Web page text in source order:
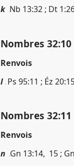
k Nb 13​:​32 ; Dt
Nombres 32​:​10
Renvois
l Ps 95​:​11 ; Éz
Nombres 32​:​11
Renvois
n Gn 13​:​14, 15 ;